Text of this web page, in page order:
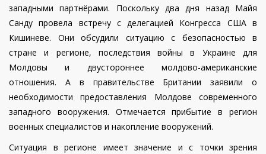
западными партнёрами. Поскольку два дня назад Майя
Санду провела встречу с делегацией Конгресса США в
Кишиневе. Они обсудили ситуацию с безопасностью в
стране и регионе, последствия войны в Украине для
Молдовы и двустороннее молдово-американские
отношения. А в правительстве Британии заявили о
необходимости предоставления Молдове современного
западного вооружения. Отмечается прибытие в регион
военных специалистов и накопление вооружений.
Ситуация в регионе имеет значение и с точки зрения